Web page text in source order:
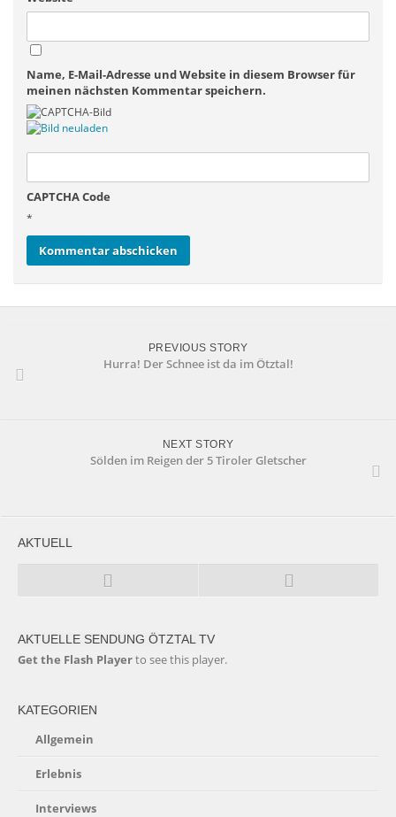
Name, E-Mail-Adresse und Website in diesem Browser für
meinen nächsten Kommentar speichern.
CAPTCHA Code
*
PREVIOUS STORY
Hurra! Der Schnee ist da im Ötztal!
NEXT STORY
Sölden im Reigen der 5 Tiroler Gletscher
AKTUELL
AKTUELLE SENDUNG ÖTZTAL TV
Get the Flash Playerto see this player.
KATEGORIEN
Allgemein
Erlebnis
Interviews